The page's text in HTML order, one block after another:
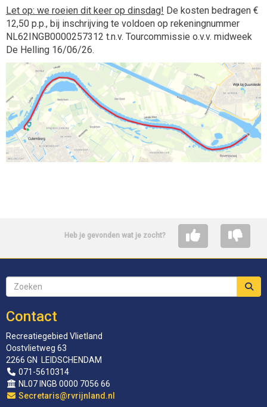
Let op: we roeien dit keer op dinsdag! De kosten bedragen €
12,50 p.p., bij inschrijving te voldoen op rekeningnummer
NL62INGB0000257312 t.n.v. Tourcommissie o.v.v. midweek
De Helling 16/06/26.
Heb je gevonden wat je zocht?
Contact
Recreatiegebied Vlietland
Oostvlietweg 63
2266 GN LEIDSCHENDAM
071-5610314
NL07 INGB 0000 7056 66
siraterceS@rvrijnland.nl